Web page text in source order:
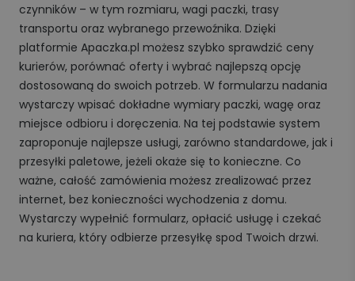
czynników – w tym rozmiaru, wagi paczki, trasy
transportu oraz wybranego przewoźnika. Dzięki
platformie Apaczka.pl możesz szybko sprawdzić ceny
kurierów, porównać oferty i wybrać najlepszą opcję
dostosowaną do swoich potrzeb. W formularzu nadania
wystarczy wpisać dokładne wymiary paczki, wagę oraz
miejsce odbioru i doręczenia. Na tej podstawie system
zaproponuje najlepsze usługi, zarówno standardowe, jak i
przesyłki paletowe, jeżeli okaże się to konieczne. Co
ważne, całość zamówienia możesz zrealizować przez
internet, bez konieczności wychodzenia z domu.
Wystarczy wypełnić formularz, opłacić usługę i czekać
na kuriera, który odbierze przesyłkę spod Twoich drzwi.